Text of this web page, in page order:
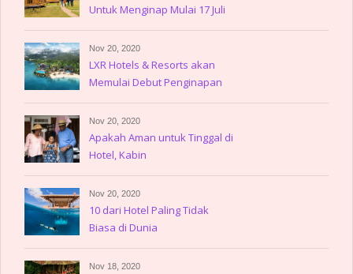
Untuk Menginap Mulai 17 Juli
Nov 20, 2020
LXR Hotels & Resorts akan
Memulai Debut Penginapan
Nov 20, 2020
Apakah Aman untuk Tinggal di
Hotel, Kabin
Nov 20, 2020
10 dari Hotel Paling Tidak
Biasa di Dunia
Nov 18, 2020